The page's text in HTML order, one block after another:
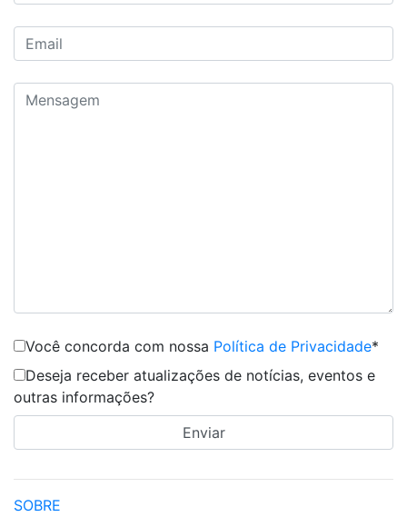
Você concorda com nossa Política de Privacidade*
Deseja receber atualizações de notícias, eventos e
outras informações?
SOBRE